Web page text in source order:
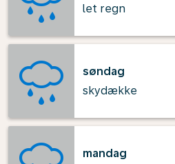
let regn
søndag
skydække
mandag